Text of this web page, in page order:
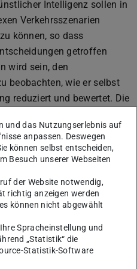
Intelligenz sollen in
Verkehrsszenarien
können, so dass
getroffen
wird sein, den
beobachten, wie er selbst
reduziert und bewertet. Die
werden, um eine mit
Fahrleistung zu erzielen.
Darmstadt
zwischen Continental
der TU
Dr. Hermann
Regelungsmethoden
und das Nutzungserlebnis auf
anpassen. Deswegen
können selbst entscheiden,
Besuch unserer Webseiten
der Website notwendig,
richtig anzeigen werden
können nicht abgewählt
Spracheinstellung und
„Statistik“ die
Statistik-Software